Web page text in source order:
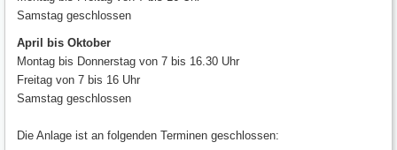
Samstag geschlossen
April bis Oktober
Montag bis Donnerstag von 7 bis 16.30 Uhr
Freitag von 7 bis 16 Uhr
Samstag geschlossen
Die Anlage ist an folgenden Terminen geschlossen: